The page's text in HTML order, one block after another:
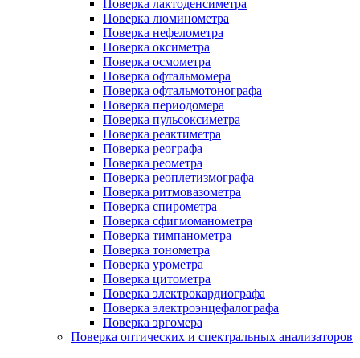
Поверка лактоденсиметра
Поверка люминометра
Поверка нефелометра
Поверка оксиметра
Поверка осмометра
Поверка офтальмомера
Поверка офтальмотонографа
Поверка периодомера
Поверка пульсоксиметра
Поверка реактиметра
Поверка реографа
Поверка реометра
Поверка реоплетизмографа
Поверка ритмовазометра
Поверка спирометра
Поверка сфигмоманометра
Поверка тимпанометра
Поверка тонометра
Поверка урометра
Поверка цитометра
Поверка электрокардиографа
Поверка электроэнцефалографа
Поверка эргомера
Поверка оптических и спектральных анализаторов